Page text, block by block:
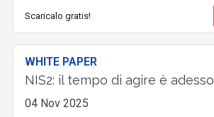
Scaricalo gratis!
WHITE PAPER
NIS2: il tempo di agire è adesso
04 Nov 2025